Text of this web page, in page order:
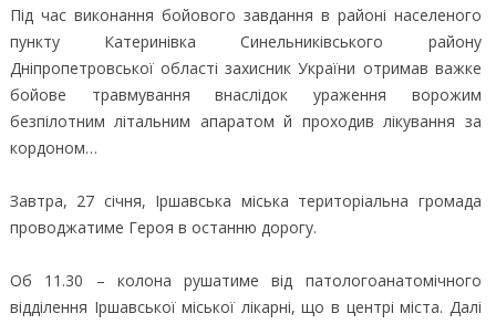
Під час виконання бойового завдання в районі населеного
пункту Катеринівка Синельниківського району
Дніпропетровської області захисник України отримав важке
бойове травмування внаслідок ураження ворожим
безпілотним літальним апаратом й проходив лікування за
кордоном…
Завтра, 27 січня, Іршавська міська територіальна громада
проводжатиме Героя в останню дорогу.
Об 11.30 – колона рушатиме від патологоанатомічного
відділення Іршавської міської лікарні, що в центрі міста. Далі